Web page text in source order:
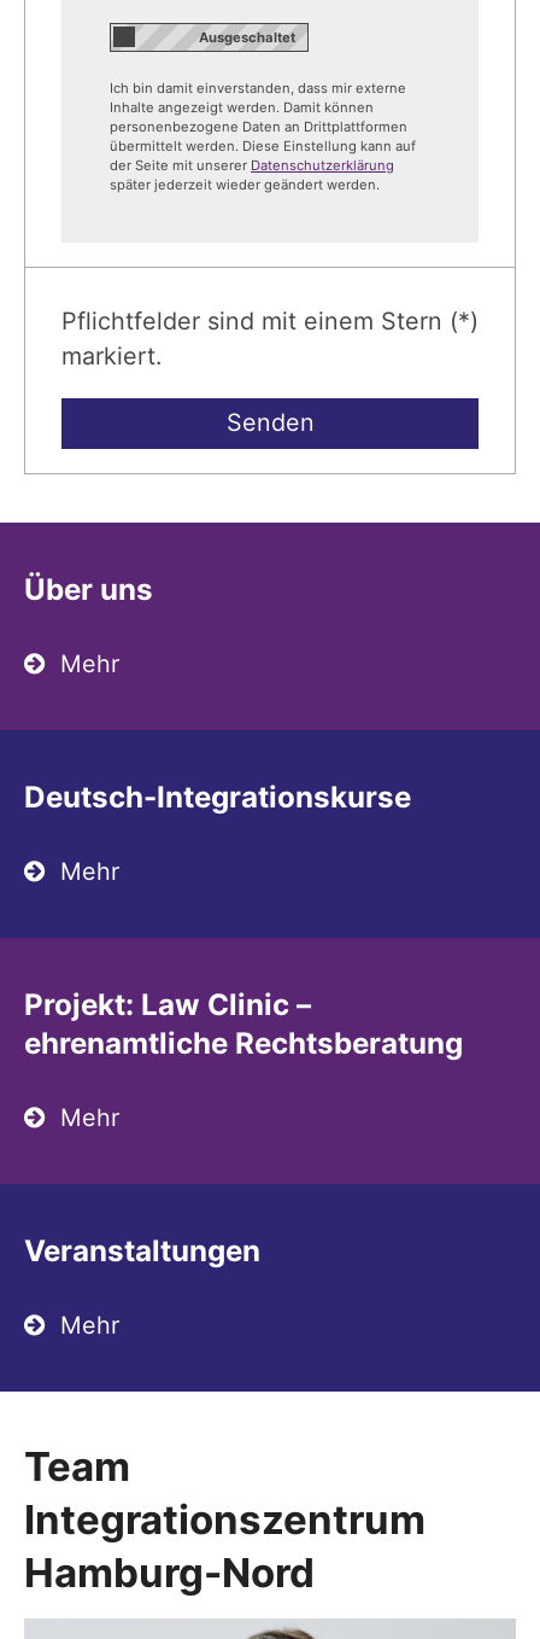
Ich bin damit einverstanden, dass mir externe
Inhalte angezeigt werden. Damit können
personenbezogene Daten an Drittplattformen
übermittelt werden. Diese Einstellung kann auf
der Seite mit unserer Datenschutzerklärung
später jederzeit wieder geändert werden.
Pflichtfelder sind mit einem Stern (*)
markiert.
Über uns
Mehr
Deutsch-Integrationskurse
Mehr
Projekt: Law Clinic –
ehrenamtliche Rechtsberatung
Mehr
Veranstaltungen
Mehr
Team
Integrationszentrum
Hamburg-Nord